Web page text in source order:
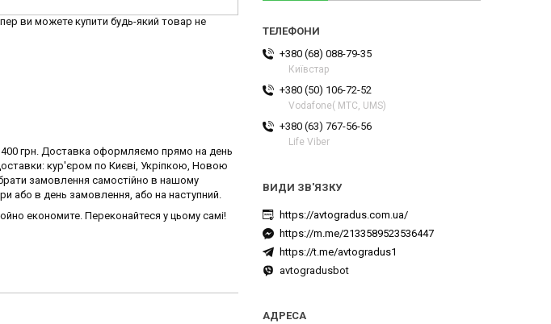
ви можете купити будь-який товар не
грн. Доставка оформляємо прямо на день
кур'єром по Києві, Укріпкою, Новою
замовлення самостійно в нашому
або в день замовлення, або на наступний.
економите. Переконайтеся у цьому самі!
+380 (68) 088-79-35
Київстар
+380 (50) 106-72-52
Vodafone( МТС, UMS)
+380 (63) 767-56-56
Life Viber
https://avtogradus.com.ua/
https://m.me/2133589523536447
https://t.me/avtogradus1
avtogradusbot